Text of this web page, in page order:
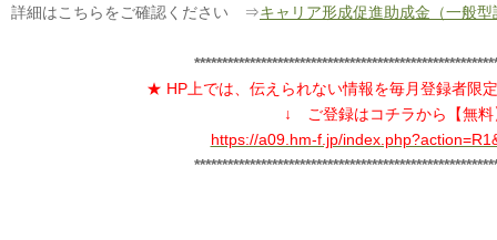
詳細はこちらをご確認ください ⇒キャリア形成促進助成金（一般
★ HP上では、伝えられない情報を毎月登録者限
↓ ご登録はコチラから【無
https://a09.hm-f.jp/